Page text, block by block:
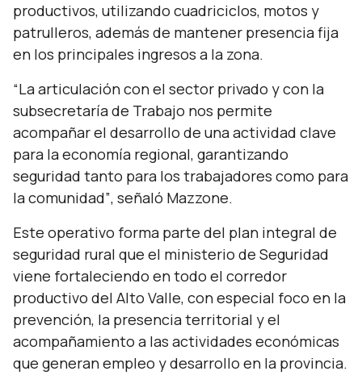
productivos, utilizando cuadriciclos, motos y
patrulleros, además de mantener presencia fija
en los principales ingresos a la zona.
“La articulación con el sector privado y con la
subsecretaría de Trabajo nos permite
acompañar el desarrollo de una actividad clave
para la economía regional, garantizando
seguridad tanto para los trabajadores como para
la comunidad”, señaló Mazzone.
Este operativo forma parte del plan integral de
seguridad rural que el ministerio de Seguridad
viene fortaleciendo en todo el corredor
productivo del Alto Valle, con especial foco en la
prevención, la presencia territorial y el
acompañamiento a las actividades económicas
que generan empleo y desarrollo en la provincia.